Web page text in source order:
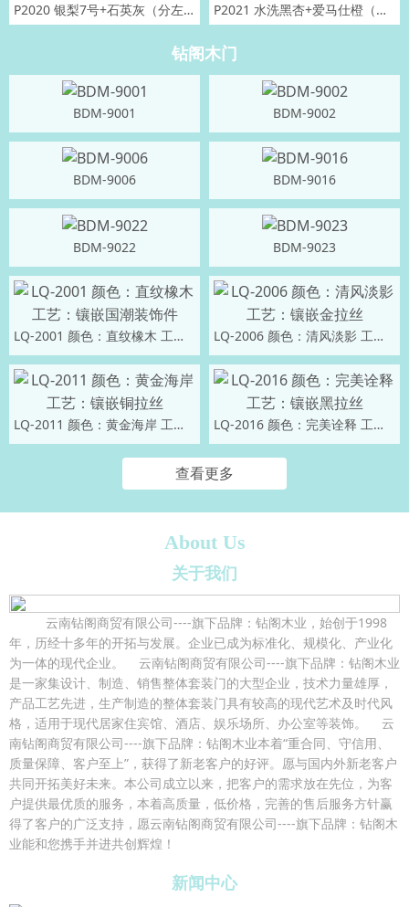
P2020 银梨7号+石英灰（分左右） P2021 水洗黑杏+爱马仕橙（分左右）
钻阁木门
BDM-9001 BDM-9002
BDM-9006 BDM-9016
BDM-9022 BDM-9023
LQ-2001 颜色：直纹橡木 工艺：镶嵌国潮装饰件 LQ-2006 颜色：清风淡影 工艺：镶嵌金拉丝
LQ-2011 颜色：黄金海岸 工艺：镶嵌铜拉丝 LQ-2016 颜色：完美诠释 工艺：镶嵌黑拉丝
查看更多
About Us
关于我们
云南钻阁商贸有限公司----旗下品牌：钻阁木业，始创于1998
年，历经十多年的开拓与发展。企业已成为标准化、规模化、产业化
为一体的现代企业。 云南钻阁商贸有限公司----旗下品牌：钻阁木业
是一家集设计、制造、销售整体套装门的大型企业，技术力量雄厚，
产品工艺先进，生产制造的整体套装门具有较高的现代艺术及时代风
格，适用于现代居家住宾馆、酒店、娱乐场所、办公室等装饰。 云
南钻阁商贸有限公司----旗下品牌：钻阁木业本着“重合同、守信用、
质量保障、客户至上”，获得了新老客户的好评。愿与国内外新老客户
共同开拓美好未来。本公司成立以来，把客户的需求放在先位，为客
户提供最优质的服务，本着高质量，低价格，完善的售后服务方针赢
得了客户的广泛支持，愿云南钻阁商贸有限公司----旗下品牌：钻阁木
业能和您携手并进共创辉煌！
新闻中心